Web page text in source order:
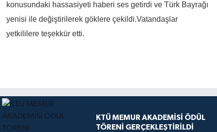
konusundaki hassasiyeti haberi ses getirdi ve Türk Bayrağı
yenisi ile değiştirilerek göklere çekildi.Vatandaşlar
yetkililere teşekkür etti.
KTÜ MEMUR AKADEMİSİ ÖDÜL
TÖRENİ GERÇEKLEŞTİRİLDİ